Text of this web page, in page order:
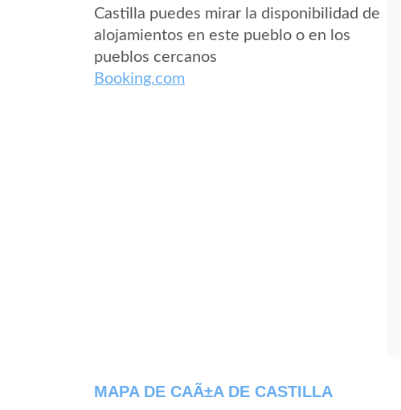
Castilla puedes mirar la disponibilidad de
alojamientos en este pueblo o en los
pueblos cercanos
Booking.com
MAPA DE CAÃ±A DE CASTILLA